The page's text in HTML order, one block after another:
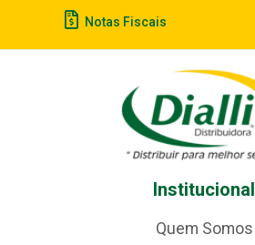
Notas Fiscais
Institucional
Quem Somos